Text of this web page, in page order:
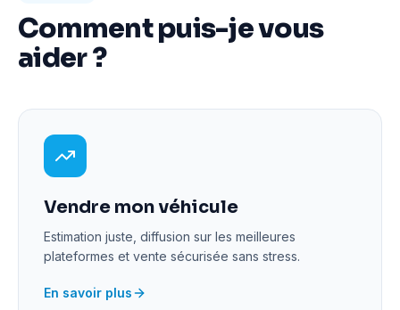
Comment puis-je vous
aider ?
Vendre mon véhicule
Estimation juste, diffusion sur les meilleures
plateformes et vente sécurisée sans stress.
En savoir plus